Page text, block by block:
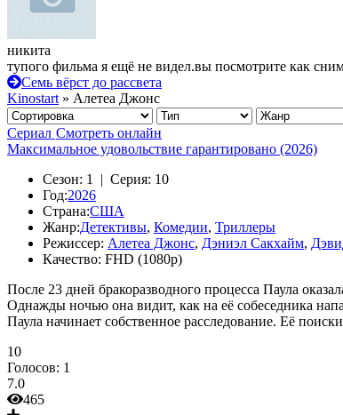
никита
тупого фильма я ещё не видел.вы посмотрите как
Семь вёрст до рассвета
Kinostart » Алетеа Джонс
Сериал Смотреть онлайн
Максимальное удовольствие гарантировано (2026)
Сезон: 1 | Серия: 10
Год:2026
Страна:США
Жанр:Детективы, Комедии, Триллеры
Режиссер: Алетеа Джонс, Дэниэл Сакхайм,
Качество: FHD (1080p)
После 23 дней бракоразводного процесса Паула
Однажды ночью она видит, как на её собеседника
Паула начинает собственное расследование. Её
10
Голосов: 1
7.0
465